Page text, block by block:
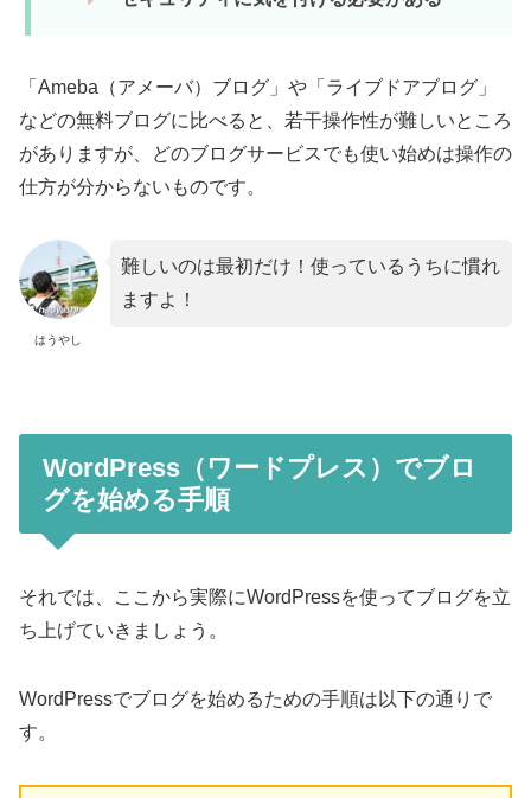
「Ameba（アメーバ）ブログ」や「ライブドアブログ」
などの無料ブログに比べると、若干操作性が難しいところ
がありますが、どのブログサービスでも使い始めは操作の
仕方が分からないものです。
はうやし
難しいのは最初だけ！使っているうちに慣れ
ますよ！
WordPress（ワードプレス）でブロ
グを始める手順
それでは、ここから実際にWordPressを使ってブログを立
ち上げていきましょう。
WordPressでブログを始めるための手順は以下の通りで
す。